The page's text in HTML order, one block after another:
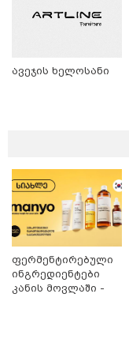
ავეჯის ხელოსანი
ფერმენტირებული
ინგრედიენტები
კანის მოვლაში -